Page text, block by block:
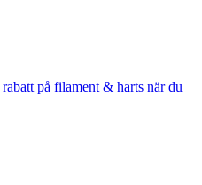
på filament & harts när du